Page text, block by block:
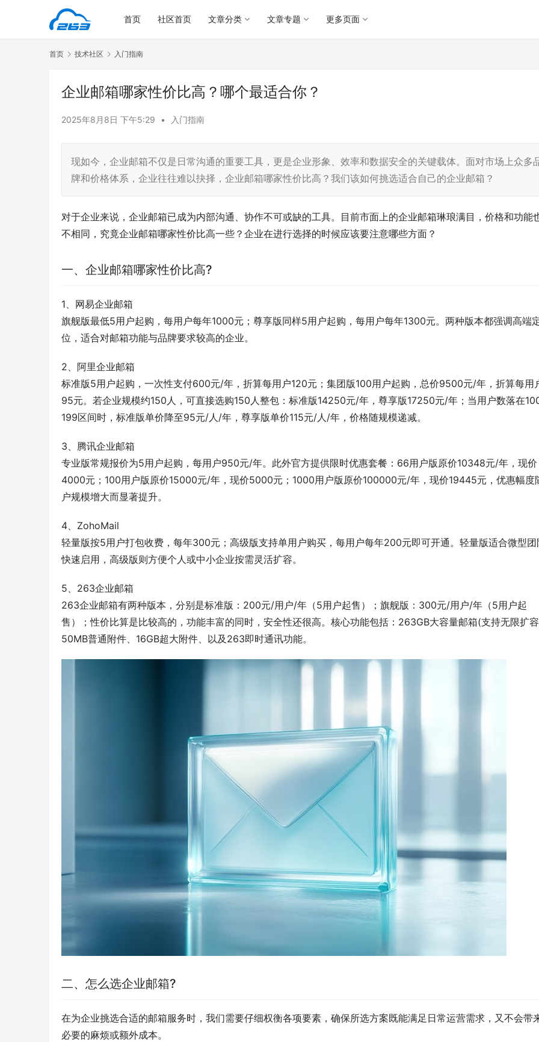
首页 社区首页 文章分类 文章专题 更多页面
首页 技术社区 入门指南
企业邮箱哪家性价比高？哪个最适合你？
2025年8月8日 下午5:29 • 入门指南
现如今，企业邮箱不仅是日常沟通的重要工具，更是企业形象、效率和数据安全的关键载体。面对市场上众多
牌和价格体系，企业往往难以抉择，企业邮箱哪家性价比高？我们该如何挑选适合自己的企业邮箱？
对于企业来说，企业邮箱已成为内部沟通、协作不可或缺的工具。目前市面上的企业邮箱琳琅满目，价格和功能
不相同，究竟企业邮箱哪家性价比高一些？企业在进行选择的时候应该要注意哪些方面？
一、企业邮箱哪家性价比高?
1、网易企业邮箱
旗舰版最低5用户起购，每用户每年1000元；尊享版同样5用户起购，每用户每年1300元。两种版本都强调高端
位，适合对邮箱功能与品牌要求较高的企业。
2、阿里企业邮箱
标准版5用户起购，一次性支付600元/年，折算每用户120元；集团版100用户起购，总价9500元/年，折算每用
95元。若企业规模约150人，可直接选购150人整包：标准版14250元/年，尊享版17250元/年；当用户数落在
199区间时，标准版单价降至95元/人/年，尊享版单价115元/人/年，价格随规模递减。
3、腾讯企业邮箱
专业版常规报价为5用户起购，每用户950元/年。此外官方提供限时优惠套餐：66用户版原价10348元/年，现价
4000元；100用户版原价15000元/年，现价5000元；1000用户版原价100000元/年，现价19445元，优惠幅度
户规模增大而显著提升。
4、ZohoMail
轻量版按5用户打包收费，每年300元；高级版支持单用户购买，每用户每年200元即可开通。轻量版适合微型团
快速启用，高级版则方便个人或中小企业按需灵活扩容。
5、263企业邮箱
263企业邮箱有两种版本，分别是标准版：200元/用户/年（5用户起售）；旗舰版：300元/用户/年（5用户起
售）；性价比算是比较高的，功能丰富的同时，安全性还很高。核心功能包括：263GB大容量邮箱(支持无限扩
50MB普通附件、16GB超大附件、以及263即时通讯功能。
二、怎么选企业邮箱?
在为企业挑选合适的邮箱服务时，我们需要仔细权衡各项要素，确保所选方案既能满足日常运营需求，又不会带
必要的麻烦或额外成本。